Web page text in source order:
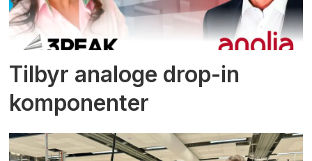
Tilbyr analoge drop-in
komponenter